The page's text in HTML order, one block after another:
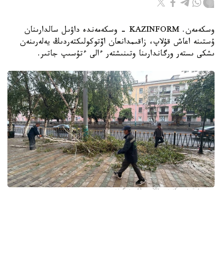
وسكەمەن. KAZINFORM - وسكەمەندە داۋىل سالدارىنان
ۇستىنە اعاش قۇلاپ، زاقىمدانعان اۆتوكولىكتەردىڭ يەلەرىنەن
ىشكى ىستەر ورگاندارىنا وتىنىشتەر ءالى ءتۇسىپ جاتىر.
فوتو: وسكەمەن قالاسى اكىمدىگىنەن